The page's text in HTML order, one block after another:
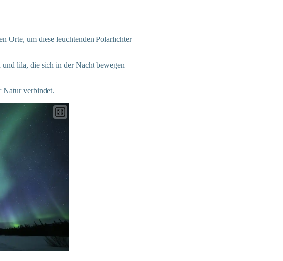
Orte, um diese leuchtenden Polarlichter
lila, die sich in der Nacht bewegen
Natur verbindet.